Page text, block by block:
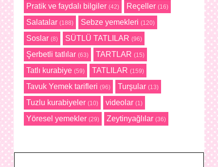
Pratik ve faydalı bilgiler (42) Reçeller (16)
Salatalar (188) Sebze yemekleri (120)
Soslar (8) SÜTLÜ TATLILAR (96)
Şerbetli tatlılar (63) TARTLAR (15)
Tatlı kurabiye (59) TATLILAR (159)
Tavuk Yemek tarifleri (96) Turşular (13)
Tuzlu kurabiyeler (10) videolar (1)
Yöresel yemekler (29) Zeytinyağlılar (36)